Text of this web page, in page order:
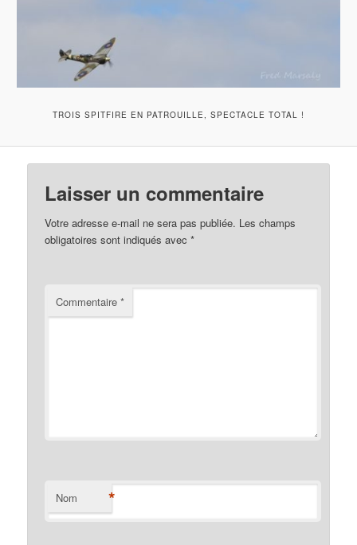
TROIS SPITFIRE EN PATROUILLE, SPECTACLE TOTAL !
Laisser un commentaire
Votre adresse e-mail ne sera pas publiée. Les champs
obligatoires sont indiqués avec*
Commentaire*
Nom *